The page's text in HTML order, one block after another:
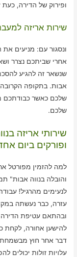
ופירוק של הדירה, כעת
שירות אריזה
ונסגור עם: מניעים
אחרי שביתכם נצרר
שנשאר זה להגיע
אבות. בתקופה
שלכם כאשר
שלכם.
שירותי אריזה
ופורקים ביום
למה להזמין מפורטל
והובלה בנווה אבות"
לנעימים מהרגיל!
עזרה, כבר נעשתה
ובהתאם עטיפת הדירה
להישען אחורה, לקחת
דבר אחר חוץ
עלויות זולות יכולים